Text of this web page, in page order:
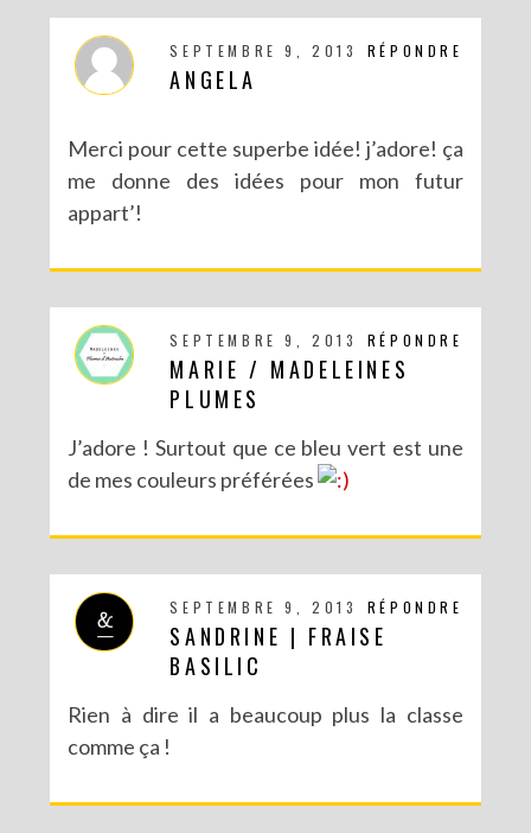
RÉPONDRE
SEPTEMBRE 9, 2013
ANGELA
Merci pour cette superbe idée! j’adore! ça
me donne des idées pour mon futur
appart’!
RÉPONDRE
SEPTEMBRE 9, 2013
MARIE / MADELEINES
PLUMES
J’adore ! Surtout que ce bleu vert est une
de mes couleurs préférées
RÉPONDRE
SEPTEMBRE 9, 2013
SANDRINE | FRAISE
BASILIC
Rien à dire il a beaucoup plus la classe
comme ça !